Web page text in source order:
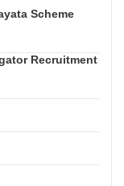
Scheme
Recruitment